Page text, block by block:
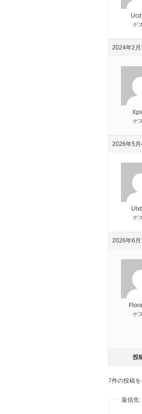
ゲ
2024年2
ゲ
2026年5
ゲ
2026年6
ゲ
投
7件の投稿
返信先